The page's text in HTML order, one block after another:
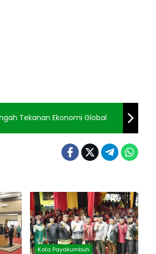
Tekanan Ekonomi Global
Kota Payakumbuh